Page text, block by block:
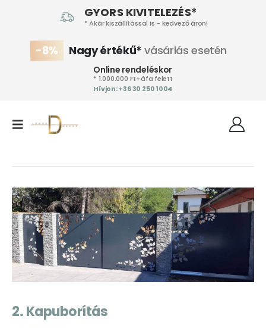
GYORS KIVITELEZÉS*
* Akár kiszállítással is - kedvező áron!
-8% Nagy értékű* vásárlás esetén
Online rendeléskor
* 1.000.000 Ft+áfa felett
Hívjon: +36 30 250 1004‬
2. Kapuborítás